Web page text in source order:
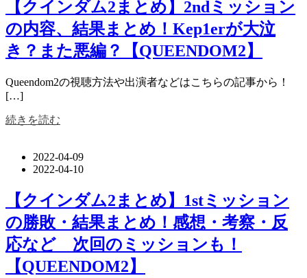
【クインダム2まとめ】2ndミッション
の内容、結果まとめ！Kep1erが大泣
き？また悪編？【QUEENDOM2】
Queendom2の視聴方法や出演者などはこちらの記事から！
[…]
続きを読む
2022-04-09
2022-04-10
【クインダム2まとめ】1stミッション
の勝敗・結果まとめ！感想・考察・反
応など 次回のミッションも！
【QUEENDOM2】